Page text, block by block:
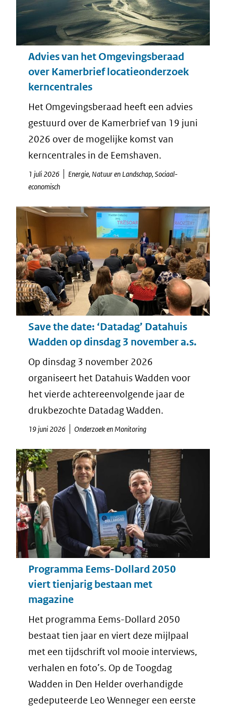
Advies van het Omgevingsberaad
over Kamerbrief locatieonderzoek
kerncentrales
Het Omgevingsberaad heeft een advies
gestuurd over de Kamerbrief van 19 juni
2026 over de mogelijke komst van
kerncentrales in de Eemshaven.
1 juli 2026
Energie, Natuur en Landschap, Sociaal-
economisch
Save the date: ‘Datadag’ Datahuis
Wadden op dinsdag 3 november a.s.
Op dinsdag 3 november 2026
organiseert het Datahuis Wadden voor
het vierde achtereenvolgende jaar de
drukbezochte Datadag Wadden.
19 juni 2026 Onderzoek en Monitoring
Programma Eems-Dollard 2050
viert tienjarig bestaan met
magazine
Het programma Eems-Dollard 2050
bestaat tien jaar en viert deze mijlpaal
met een tijdschrift vol mooie interviews,
verhalen en foto’s. Op de Toogdag
Wadden in Den Helder overhandigde
gedeputeerde Leo Wenneger een eerste